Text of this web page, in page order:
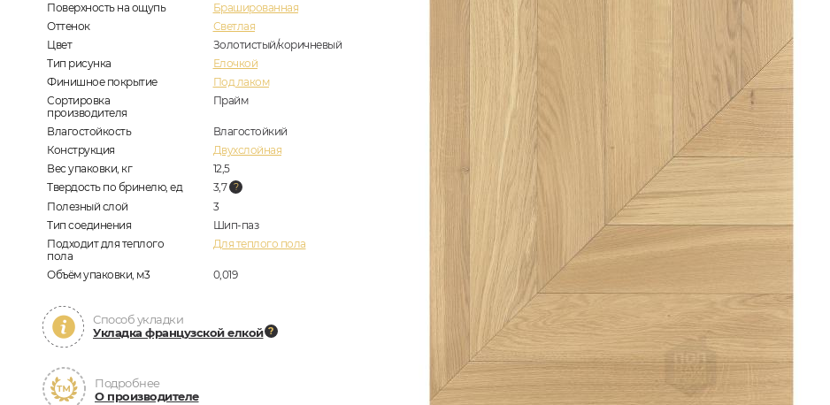
Поверхность на ощупь
Брашированная
Оттенок
Светлая
Цвет
Золотистый/коричневый
Тип рисунка
Елочкой
Финишное покрытие
Под лаком
Сортировка
производителя
Прайм
Влагостойкость
Влагостойкий
Конструкция
Двухслойная
Вес упаковки, кг
12,5
Твердость по бринелю, ед
3,7
Полезный слой
3
Тип соединения
Шип-паз
Подходит для теплого
пола
Для теплого пола
Объём упаковки, м3 0,019
Способ укладки
Укладка французской елкой
Подробнее
О производителе